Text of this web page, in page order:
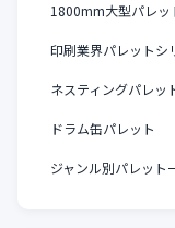
1800mm大型パレッ
印刷業界パレットシ
ネスティングパレッ
ドラム缶パレット
ジャンル別パレット